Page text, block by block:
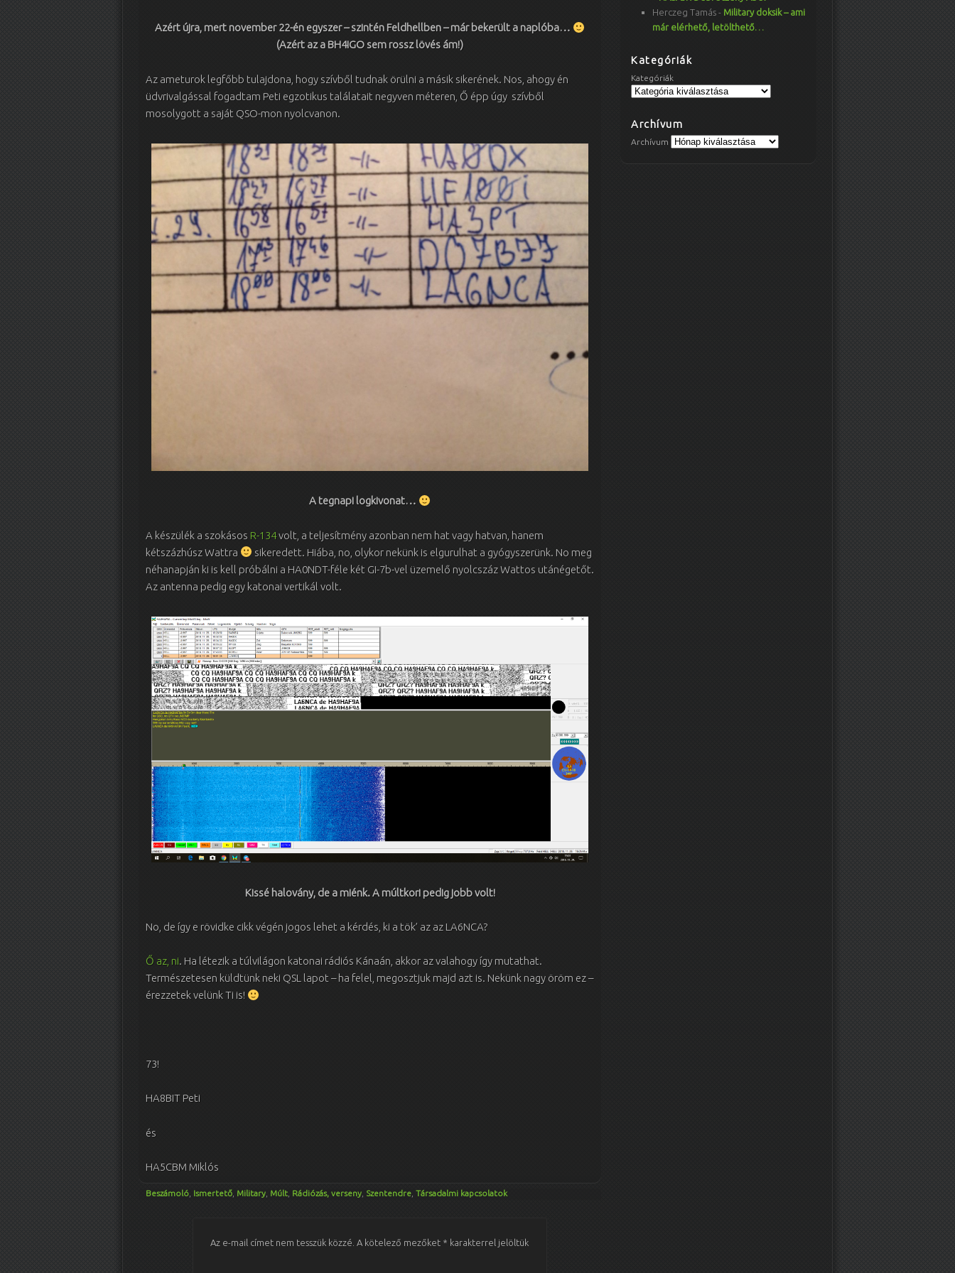
Azért újra, mert november 22-én egyszer – szintén Feldhellben – már bekerült a naplóba…
(Azért az a BH4IGO sem rossz lövés ám!)
Az ameturok legfőbb tulajdona, hogy szívből tudnak örülni a másik sikerének. Nos, ahogy én
üdvrivalgással fogadtam Peti egzotikus találatait negyven méteren, Ő épp úgy szívből
mosolygott a saját QSO-mon nyolcvanon.
A tegnapi logkivonat…
A készülék a szokásos R-134volt, a teljesítmény azonban nem hat vagy hatvan, hanem
kétszázhúsz Wattra
sikeredett. Hiába, no, olykor nekünk is elgurulhat a gyógyszerünk. No meg
néhanapján ki is kell próbálni a HA0NDT-féle két GI-7b-vel üzemelő nyolcszáz Wattos utánégetőt.
Az antenna pedig egy katonai vertikál volt.
Kissé halovány, de a miénk. A múltkori pedig jobb volt!
No, de így e rövidke cikk végén jogos lehet a kérdés, ki a tök’ az az LA6NCA?
Ő az, ni. Ha létezik a túlvilágon katonai rádiós Kánaán, akkor az valahogy így mutathat.
Természetesen küldtünk neki QSL lapot – ha felel, megosztjuk majd azt is. Nekünk nagy öröm ez –
érezzetek velünk Ti is!
73!
HA8BIT Peti
és
HA5CBM Miklós
Beszámoló Ismertető Military Múlt Rádiózás, verseny Szentendre Társadalmi kapcsolatok
Az e-mail címet nem tesszük közzé. A kötelező mezőket * karakterrel jelöltük
Herczeg Tamás - Military doksik – ami
már elérhető, letölthető…
Kategóriák
Kategóriák
Archívum
Archívum